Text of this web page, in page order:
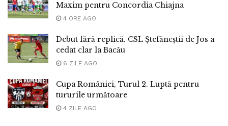
Maxim pentru Concordia Chiajna
4 ORE AGO
Debut fără replică. CSL Ștefăneștii de Jos a
cedat clar la Bacău
6 ZILE AGO
Cupa României, Turul 2. Luptă pentru
tururile următoare
4 ZILE AGO